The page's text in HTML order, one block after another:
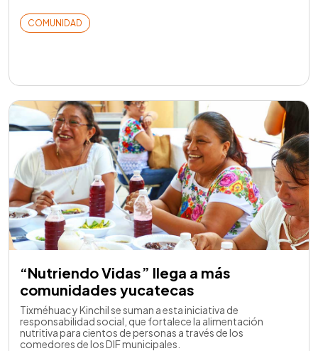
COMUNIDAD
“Nutriendo Vidas” llega a más
comunidades yucatecas
Tixméhuac y Kinchil se suman a esta iniciativa de
responsabilidad social, que fortalece la alimentación
nutritiva para cientos de personas a través de los
comedores de los DIF municipales.